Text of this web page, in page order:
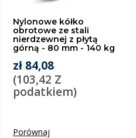
Nylonowe kółko
obrotowe ze stali
nierdzewnej z płytą
górną - 80 mm - 140 kg
zł 84,08
(103,42 Z
podatkiem)
Porównaj